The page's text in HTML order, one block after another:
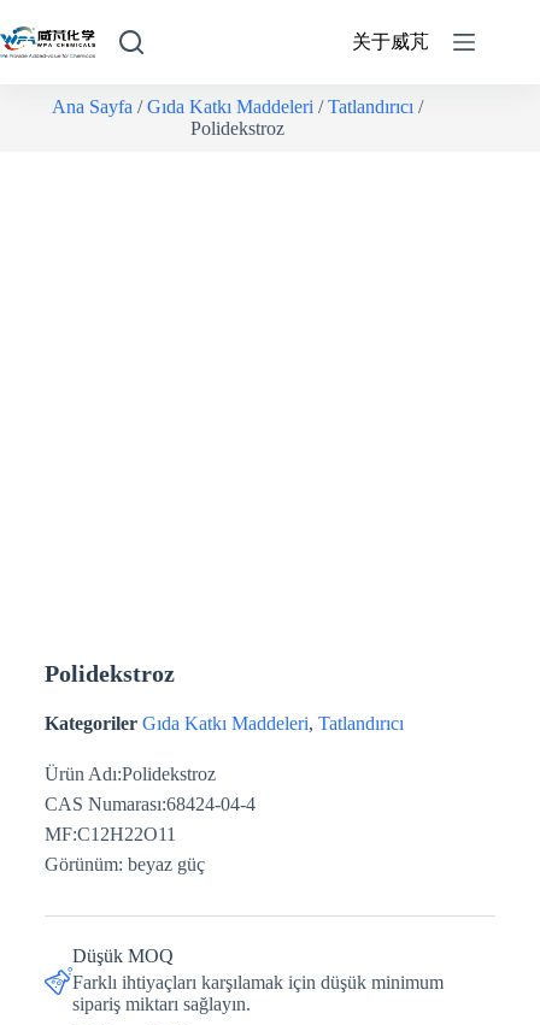
关于威芃
Ana Sayfa /Gıda Katkı Maddeleri /Tatlandırıcı /
Polidekstroz
Polidekstroz
Kategoriler Gıda Katkı Maddeleri, Tatlandırıcı
Ürün Adı:Polidekstroz
CAS Numarası:68424-04-4
MF:C12H22O11
Görünüm: beyaz güç
Düşük MOQ
Farklı ihtiyaçları karşılamak için düşük minimum
sipariş miktarı sağlayın.